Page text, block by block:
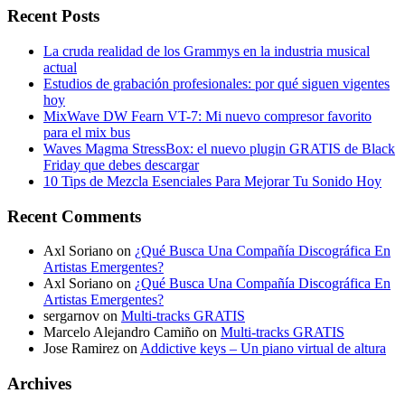
Recent Posts
La cruda realidad de los Grammys en la industria musical
actual
Estudios de grabación profesionales: por qué siguen vigentes
hoy
MixWave DW Fearn VT-7: Mi nuevo compresor favorito
para el mix bus
Waves Magma StressBox: el nuevo plugin GRATIS de Black
Friday que debes descargar
10 Tips de Mezcla Esenciales Para Mejorar Tu Sonido Hoy
Recent Comments
Axl Soriano on ¿Qué Busca Una Compañía Discográfica En
Artistas Emergentes?
Axl Soriano on ¿Qué Busca Una Compañía Discográfica En
Artistas Emergentes?
sergarnov on Multi-tracks GRATIS
Marcelo Alejandro Camiño on Multi-tracks GRATIS
Jose Ramirez on Addictive keys – Un piano virtual de altura
Archives